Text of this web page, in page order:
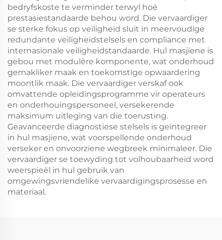
bedryfskoste te verminder terwyl hoë
prestasiestandaarde behou word. Die vervaardiger
se sterke fokus op veiligheid sluit in meervoudige
redundante veiligheidstelsels en compliance met
internasionale veiligheidstandaarde. Hul masjiene is
gebou met modulêre komponente, wat onderhoud
gemakliker maak en toekomstige opwaardering
moontlik maak. Die vervaardiger verskaf ook
omvattende opleidingsprogramme vir operateurs
en onderhouingspersoneel, versekerende
maksimum uitleging van die toerusting.
Geavanceerde diagnostiese stelsels is geïntegreer
in hul masjiene, wat voorspellende onderhoud
verseker en onvoorziene wegbreek minimaleer. Die
vervaardiger se toewyding tot volhoubaarheid word
weerspieël in hul gebruik van
omgewingsvriendelike vervaardigingsprosesse en
materiaal.